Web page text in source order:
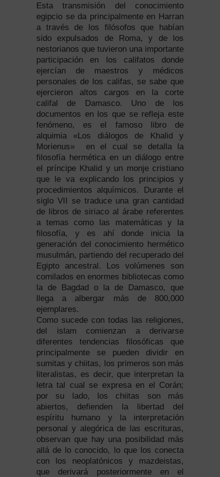
Esta transmisión del conocimiento
egipcio se da principalmente en Harran
a través de los filósofos que habían
sido expulsados de Roma, y de los
nestorianos que tuvieron una importante
participación en los califatos donde
ejercían de maestros y médicos
personales de los califas, se sabe que
ejercieron altos cargos en la corte
califal de Damasco. Uno de los
documentos en los que se refleja este
fenómeno, es el famoso libro de
alquimia «Los diálogos de Khalid y
Morienus» en el cual se detalla la
filosofía hermética en un diálogo entre
el príncipe Khalid y un monje cristiano
que le va explicando los principios y
procedimientos alquímicos. Durante el
siglo VII se traduce una gran cantidad
de libros de siriaco al árabe referentes
a temas como las matemáticas y la
filosofía, y es ahí donde inicia la
generación del conocimiento hermético
musulmán, partiendo del recuperado del
Egipto ancestral. Los volúmenes son
comilados en enormes bibliotecas como
la de Bagdad o la de Damasco, que
llega a albergar más de 800,000
ejemplares.
Como sucede con todas las religiones,
del islam comienzan a derivarse
diferentes tendencias filosóficas que
principalmente se pueden dividir en
sumitas y chiitas, los primeros son más
literalistas, es decir, que interpretan la
letra tal cual se expresa en el Corán;
por su lado, los chiitas son más
abiertos, defienden la libertad del
espíritu humano y la interpretación
personal y alegórica de las escrituras,
observan que hay una posibilidad más
allá de lo conocido, lo que los conecta
con los neoplatónicos y mazdeistas,
que derivará posteriormente en el